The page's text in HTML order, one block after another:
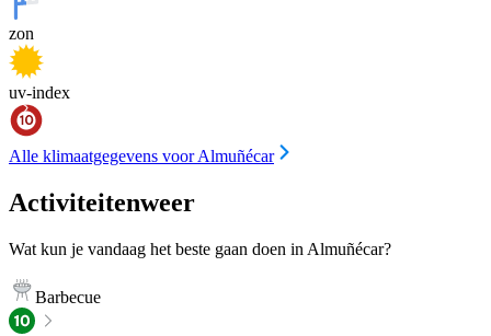
zon
uv-index
Alle klimaatgegevens voor Almuñécar
Activiteitenweer
Wat kun je vandaag het beste gaan doen in Almuñécar?
Barbecue